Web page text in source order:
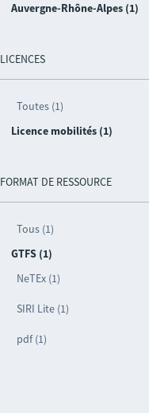
Auvergne-Rhône-Alpes (1)
LICENCES
Toutes (1)
Licence mobilités (1)
FORMAT DE RESSOURCE
Tous (1)
GTFS (1)
NeTEx (1)
SIRI Lite (1)
pdf (1)